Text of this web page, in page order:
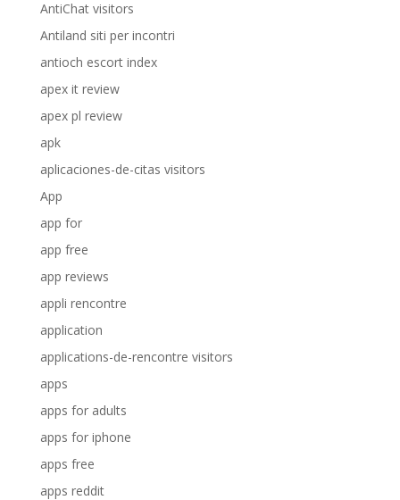
AntiChat visitors
Antiland siti per incontri
antioch escort index
apex it review
apex pl review
apk
aplicaciones-de-citas visitors
App
app for
app free
app reviews
appli rencontre
application
applications-de-rencontre visitors
apps
apps for adults
apps for iphone
apps free
apps reddit